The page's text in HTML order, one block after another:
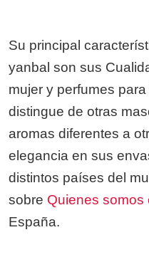
sus
En Perfumes Yanbal
hacer tu pedido
de la lista y
y consultar el
información i
perfumes, como
Su principal
yanbal son sus
mujer y perfumes
distingue de otras
aromas diferentes a
elegancia en sus
distintos países del
sobre Quienes somos
España.